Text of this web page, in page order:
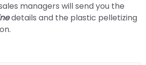
managers will send you the
details and the plastic pelletizing